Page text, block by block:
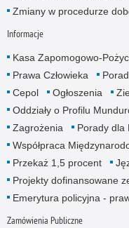
Zmiany w procedurze
Informacje
Kasa Zapomogowo-
Prawa Człowieka
Cepol
Ogłoszenia
Oddziały o Profilu
Zagrożenia
Porady dla
Współpraca
Przekaż 1,5 procent
Projekty dofinansowane
Emerytura policyjna -
Zamówienia Publiczne